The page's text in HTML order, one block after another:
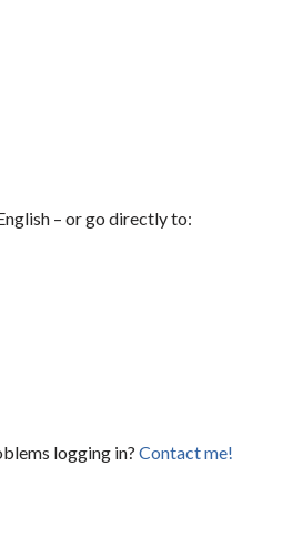
– or go directly to:
logging in? Contact me!